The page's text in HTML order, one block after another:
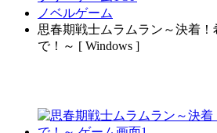
ノベルゲーム
思春期戦士ムラムラン～決着
で！～ [ Windows ]